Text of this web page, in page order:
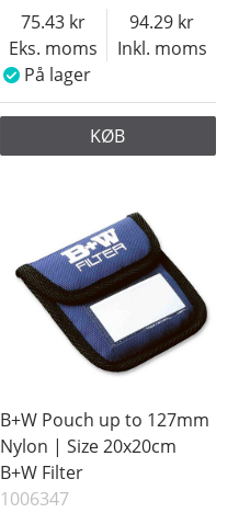
Eks. moms
75.43
Inkl. moms
94.29
På lager
KØB
B+W Pouch up to 127mm
Nylon | Size 20x20cm
B+W Filter
1006347